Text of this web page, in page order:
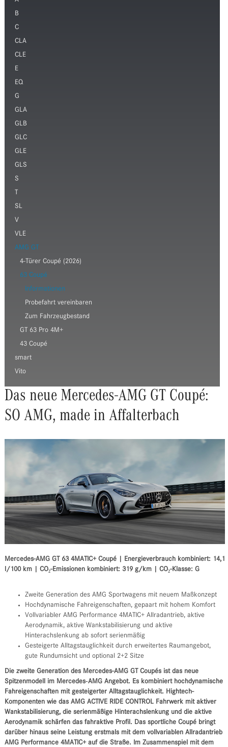
B
C
CLA
CLE
E
EQ
G
GLA
GLB
GLC
GLE
GLS
S
T
SL
V
VLE
AMG GT
4-Türer Coupé (2026)
63 Coupé
Informationen
Probefahrt vereinbaren
Zum Fahrzeugbestand
GT 63 Pro 4M+
43 Coupé
smart
Vito
Das neue Mercedes-AMG GT Coupé:
SO AMG, made in Affalterbach
Mercedes-AMG GT 63 4MATIC+ Coupé | Energieverbrauch kombiniert: 14,1
l/100 km | CO₂-Emissionen kombiniert: 319 g/km | CO₂-Klasse: G
Zweite Generation des AMG Sportwagens mit neuem Maßkonzept
Hochdynamische Fahreigenschaften, gepaart mit hohem Komfort
Vollvariabler AMG Performance 4MATIC+ Allradantrieb, aktive
Aerodynamik, aktive Wankstabilisierung und aktive
Hinterachslenkung ab sofort serienmäßig
Gesteigerte Alltagstauglichkeit durch erweitertes Raumangebot,
gute Rundumsicht und optional 2+2 Sitze
Die zweite Generation des Mercedes-AMG GT Coupés ist das neue
Spitzenmodell im Mercedes‑AMG Angebot. Es kombiniert hochdynamische
Fahreigenschaften mit gesteigerter Alltagstauglichkeit. Hightech-
Komponenten wie das AMG ACTIVE RIDE CONTROL Fahrwerk mit aktiver
Wankstabilisierung, die serienmäßige Hinterachslenkung und die aktive
Aerodynamik schärfen das fahraktive Profil. Das sportliche Coupé bringt
darüber hinaus seine Leistung erstmals mit dem vollvariablen Allradantrieb
AMG Performance 4MATIC+ auf die Straße. Im Zusammenspiel mit dem